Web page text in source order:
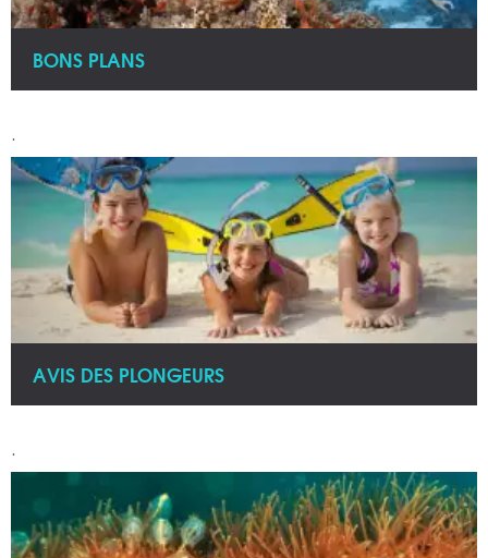
BONS PLANS
.
AVIS DES PLONGEURS
.